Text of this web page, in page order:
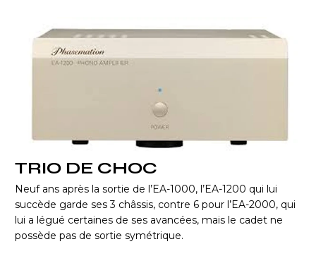
TRIO DE CHOC
Neuf ans après la sortie de l’EA-1000, l’EA-1200 qui lui
succède garde ses 3 châssis, contre 6 pour l’EA-2000, qui
lui a légué certaines de ses avancées, mais le cadet ne
possède pas de sortie symétrique.